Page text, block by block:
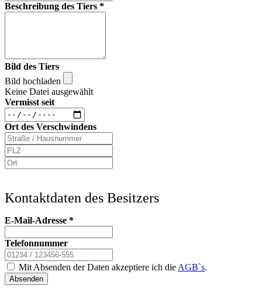
Beschreibung des Tiers *
Bild des Tiers
Bild hochladen
Keine Datei ausgewählt
Vermisst seit
Ort des Verschwindens
Kontaktdaten des Besitzers
E-Mail-Adresse *
Telefonnummer
Mit Absenden der Daten akzeptiere ich die AGB`s.
Absenden